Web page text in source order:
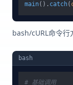
main(). catch(
bash/cURL命令行
bash
# 基础调用